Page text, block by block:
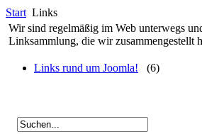
Start Links
Wir sind regelmäßig im Web unterwegs
Linksammlung, die wir zusammengestellt
Links rund um Joomla! (6)